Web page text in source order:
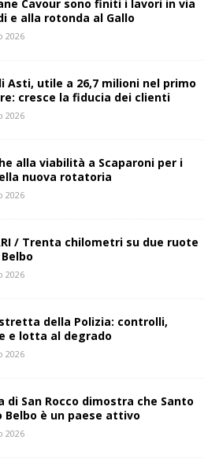
Cavour sono finiti i lavori in via
e alla rotonda al Gallo
2026
Asti, utile a 26,7 milioni nel primo
cresce la fiducia dei clienti
2026
alla viabilità a Scaparoni per i
nuova rotatoria
2026
/ Trenta chilometri su due ruote
2026
della Polizia: controlli,
e lotta al degrado
2026
di San Rocco dimostra che Santo
Belbo è un paese attivo
2026